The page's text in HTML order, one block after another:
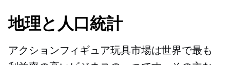
地理と人口統計
アクションフィギュア玩具市場は世界で最も